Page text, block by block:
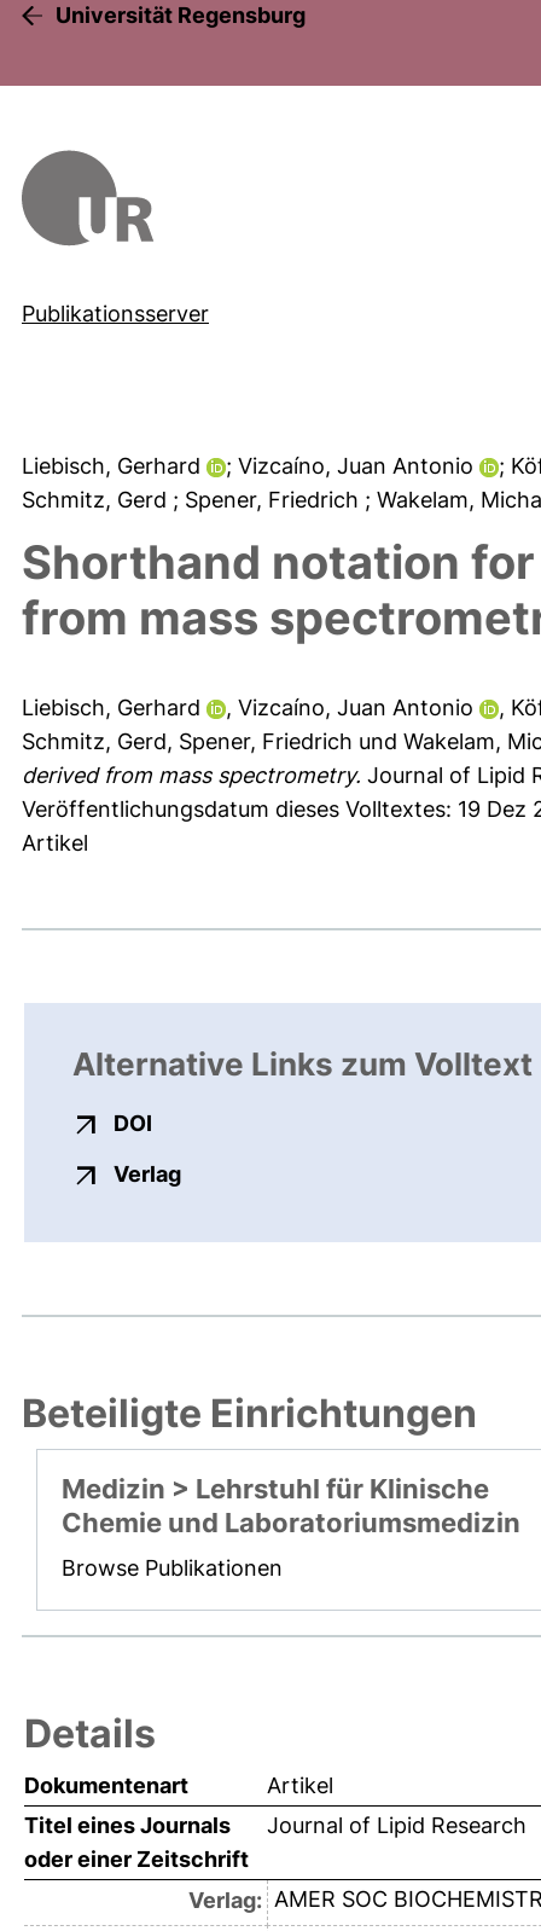
Universität Regensburg
Publikationsserver
Liebisch, Gerhard ; Vizcaíno, Juan Antonio
;
Schmitz, Gerd ; Spener, Friedrich ; Wakelam,
Shorthand notation
from mass
Liebisch, Gerhard , Vizcaíno, Juan Antonio ,
Schmitz, Gerd, Spener, Friedrich und Wakelam,
derived from mass spectrometry. Journal of Lipid
Veröffentlichungsdatum dieses Volltextes: 19 Dez
Artikel
Alternative Links zum Volltext
DOI
Verlagexterner Link, öffnet neues
Beteiligte Einrichtungen
Medizin > Lehrstuhl für Klinische
Chemie und Laboratoriumsmedizin
Browse Publikationen
Details
Dokumentenart
Artikel
Titel eines Journals
oder einer Zeitschrift
Journal of Lipid Research
Verlag: AMER SOC